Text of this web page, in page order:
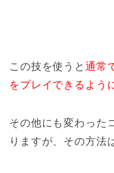
この技を使うと 通常
をプレイできるよう
その他にも変わった
りますが、その方法